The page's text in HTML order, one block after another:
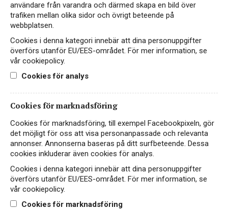
Generös och elegant med inslag av plommon,
kryddor och kaffe från Coonawarra i Australien
115 kr LÄS MER
Instagram
användare från varandra och därmed skapa en bild över
trafiken mellan olika sidor och övrigt beteende på
webbplatsen.
Cookies i denna kategori innebär att dina personuppgifter
överförs utanför EU/EES-området. För mer information, se
vår cookiepolicy.
Cookies för analys
Cookies för marknadsföring
Cookies för marknadsföring, till exempel Facebookpixeln, gör
det möjligt för oss att visa personanpassade och relevanta
annonser. Annonserna baseras på ditt surfbeteende. Dessa
cookies inkluderar även cookies för analys.
Cookies i denna kategori innebär att dina personuppgifter
överförs utanför EU/EES-området. För mer information, se
vår cookiepolicy.
Cookies för marknadsföring